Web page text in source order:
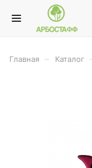
Главная Каталог